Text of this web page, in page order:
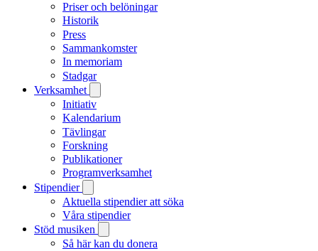
Priser och belöningar
Historik
Press
Sammankomster
In memoriam
Stadgar
Verksamhet
Initiativ
Kalendarium
Tävlingar
Forskning
Publikationer
Programverksamhet
Stipendier
Aktuella stipendier att söka
Våra stipendier
Stöd musiken
Så här kan du donera